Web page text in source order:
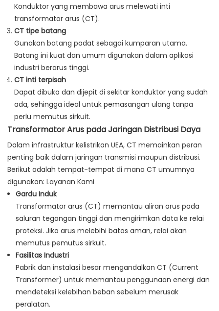
Konduktor yang membawa arus melewati inti
transformator arus (CT).
CT tipe batang
Gunakan batang padat sebagai kumparan utama.
Batang ini kuat dan umum digunakan dalam aplikasi
industri berarus tinggi.
CT inti terpisah
Dapat dibuka dan dijepit di sekitar konduktor yang sudah
ada, sehingga ideal untuk pemasangan ulang tanpa
perlu memutus sirkuit.
Transformator Arus pada Jaringan Distribusi Daya
Dalam infrastruktur kelistrikan UEA, CT memainkan peran
penting baik dalam jaringan transmisi maupun distribusi.
Berikut adalah tempat-tempat di mana CT umumnya
digunakan: Layanan Kami
Gardu Induk
Transformator arus (CT) memantau aliran arus pada
saluran tegangan tinggi dan mengirimkan data ke relai
proteksi. Jika arus melebihi batas aman, relai akan
memutus pemutus sirkuit.
Fasilitas Industri
Pabrik dan instalasi besar mengandalkan CT (Current
Transformer) untuk memantau penggunaan energi dan
mendeteksi kelebihan beban sebelum merusak
peralatan.